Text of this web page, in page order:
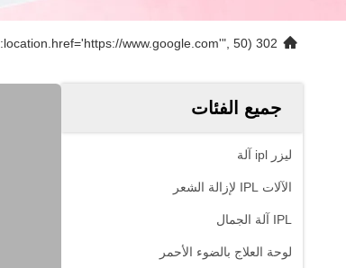
302 setTimeout("javascript:location.href='https://www.google.com'", 50);
جميع الفئات
ليزر ipl آلة
الآلات IPL لإزالة الشعر
IPL آلة الجمال
لوحة العلاج بالضوء الأحمر